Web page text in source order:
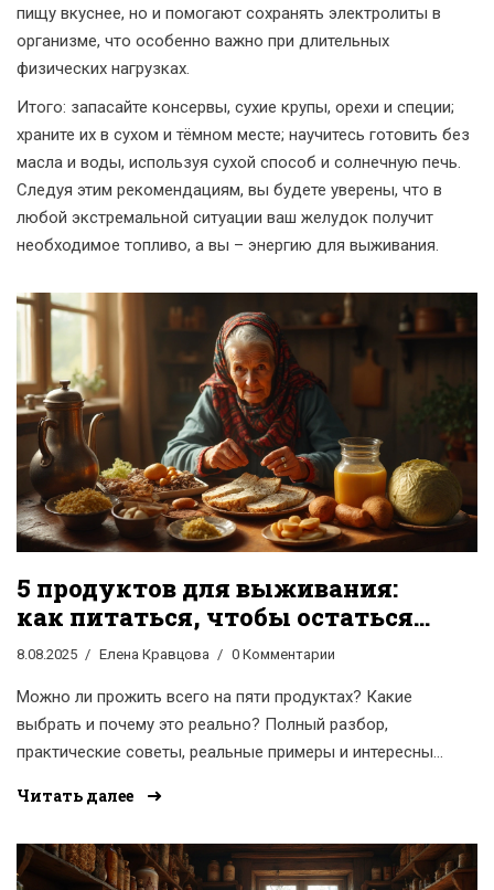
пищу вкуснее, но и помогают сохранять электролиты в
организме, что особенно важно при длительных
физических нагрузках.
Итого: запасайте консервы, сухие крупы, орехи и специи;
храните их в сухом и тёмном месте; научитесь готовить без
масла и воды, используя сухой способ и солнечную печь.
Следуя этим рекомендациям, вы будете уверены, что в
любой экстремальной ситуации ваш желудок получит
необходимое топливо, а вы – энергию для выживания.
5 продуктов для выживания:
как питаться, чтобы остаться
здоровым
8.08.2025 Елена Кравцова 0 Комментарии
Можно ли прожить всего на пяти продуктах? Какие
выбрать и почему это реально? Полный разбор,
практические советы, реальные примеры и интересные
Читать далее